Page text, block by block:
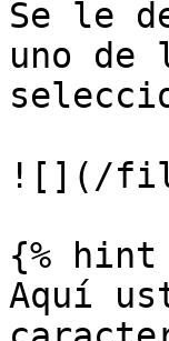
Se le
uno de
![](/
{% hint
Aquí